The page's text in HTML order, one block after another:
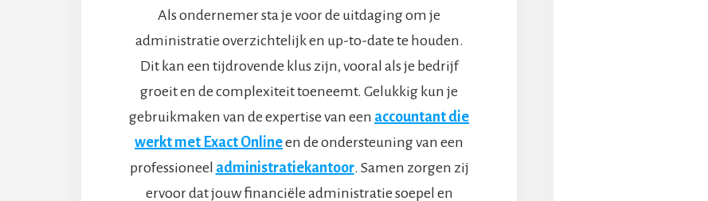
Als ondernemer sta je voor de uitdaging om je
administratie overzichtelijk en up-to-date te houden.
Dit kan een tijdrovende klus zijn, vooral als je bedrijf
groeit en de complexiteit toeneemt. Gelukkig kun je
gebruikmaken van de expertise van een accountant die
werkt met Exact Onlineen de ondersteuning van een
professioneel administratiekantoor. Samen zorgen zij
ervoor dat jouw financiële administratie soepel en